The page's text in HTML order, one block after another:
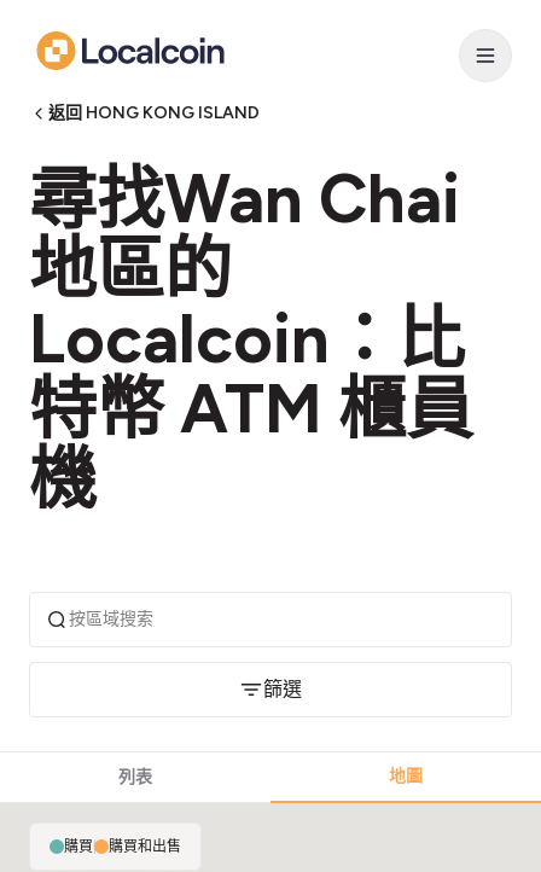
返回 HONG KONG ISLAND
尋找Wan Chai
地區的
Localcoin：比
特幣 ATM 櫃員
機
篩選
列表 地圖
購買| 購買和出售